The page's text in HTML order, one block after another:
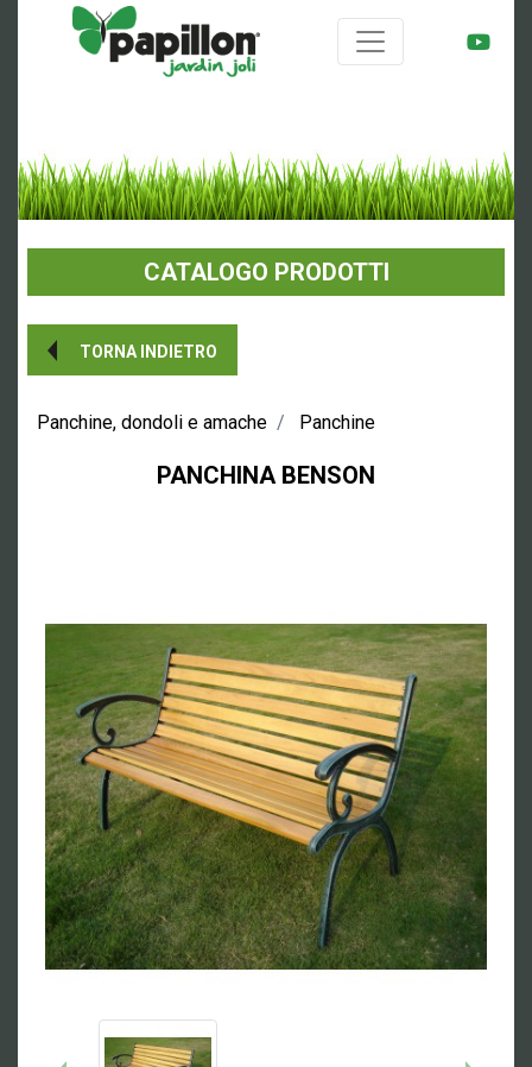
CATALOGO PRODOTTI
TORNA INDIETRO
Panchine, dondoli e amache Panchine
PANCHINA BENSON